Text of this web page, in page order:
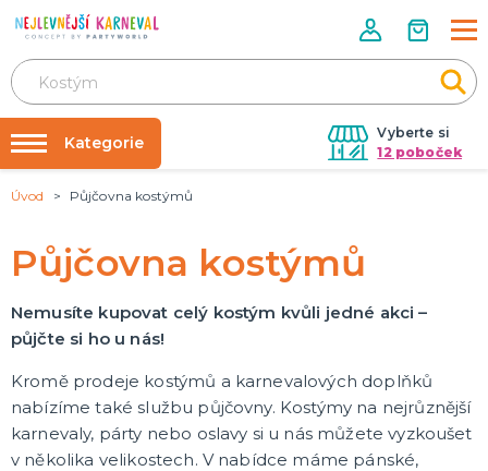
Vyberte si
12 poboček
Rozlučky se svobodou ✨
Půjčovna kostýmů
Nafukování balónků
Kategorie
DĚLENÍ PODLE TÉMAT
Čarodejnice
Mikuláš, čert a anděl
Santa Claus a elfové
20. léta, mafiáni, prohibice
Piráti
Zombie
Havaj
Kovbojové, indiáni, mexiko
Cesta kolem světa
Hippies 60. léta
Filmy a seriály
Pohádky
Pravěk
Vikingové
Egypt, Řecko a Řím
Středověk a novověk
Zvířátka
Retro a disco
Vtipné
Klauni, šašci a harlekýni
Oktoberfest, beerfest
Uniformy a profese
Jeptišky a kněží
Vesmír a UFO
Dětské letní tábory
Vánoce
Silvestr
Valentýn
Den svatého Patrika
Halloween
Pálení čarodejnic
Gay Pride
Masopust
Mikuláš, čert, anděl
Pro sportovní fanoušky
DALŠÍ KATEGORIE
Úvod Půjčovna kostýmů
Půjčovna kostýmů
Nemusíte kupovat celý kostým kvůli jedné akci –
půjčte si ho u nás!
Kromě prodeje kostýmů a karnevalových doplňků
nabízíme také službu půjčovny. Kostýmy na nejrůznější
karnevaly, párty nebo oslavy si u nás můžete vyzkoušet
v několika velikostech. V nabídce máme pánské,